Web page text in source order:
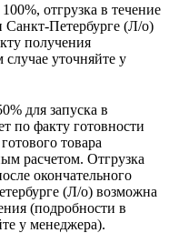
отгрузка в течение
Петербурге (Л/о)
получения
уточняйте у
для запуска в
по факту готовности
товара
расчетом. Отгрузка
окончательного
(Л/о) возможна
(подробности в
у менеджера).